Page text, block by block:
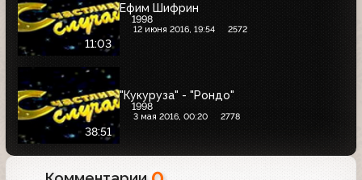
11:03
Ефим Шифрин
1998
12 июня 2016, 19:54 2572
38:51
"Кукуруза" - "Рондо"
1998
3 мая 2016, 00:20 2778